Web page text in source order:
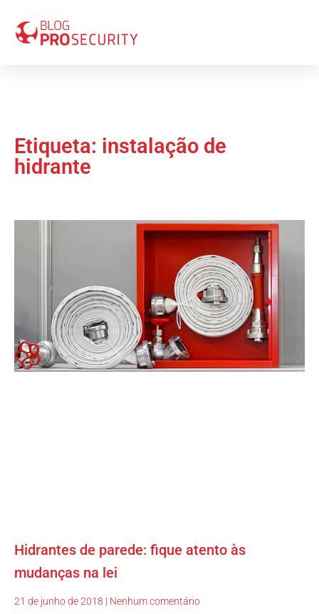
Etiqueta: instalação de
hidrante
Hidrantes de parede: fique atento às
mudanças na lei
21 de junho de 2018 Nenhum comentário